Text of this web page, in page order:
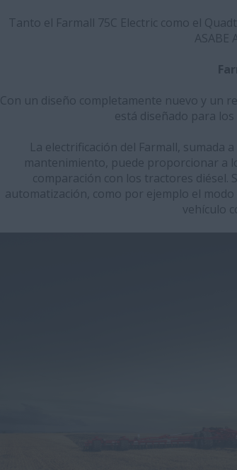
Tanto el Farmall 75C Electric como el
ASABE
Con un diseño completamente nuevo y un
está diseñado para
La electrificación del Farmall, sumada
mantenimiento, puede proporcionar a
comparación con los tractores diésel.
automatización, como por ejemplo el
vehículo